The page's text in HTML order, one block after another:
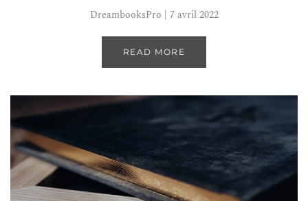
DreambooksPro | 7 avril 2022
READ MORE